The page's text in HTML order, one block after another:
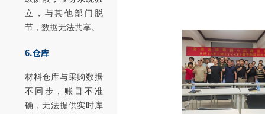
立，与其他部门脱
节，数据无法共享。
6.仓库
材料仓库与采购数据
不同步，账目不准
确，无法提供实时库